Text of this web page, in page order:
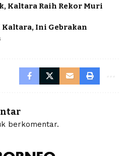
Kaltara Raih Rekor Muri
Kaltara, Ini Gebrakan
berkomentar.